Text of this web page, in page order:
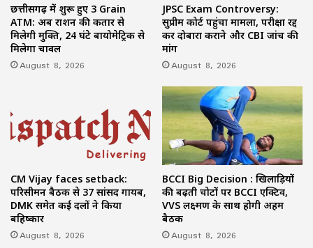
छत्तीसगढ़ में शुरू हुए 3 Grain
ATM: अब राशन की कतार से
मिलेगी मुक्ति, 24 घंटे बायोमेट्रिक से
मिलेगा चावल
August 8, 2026
JPSC Exam Controversy:
सुप्रीम कोर्ट पहुंचा मामला, परीक्षा रद्द
कर दोबारा कराने और CBI जांच की
मांग
August 8, 2026
CM Vijay faces setback:
परिसीमन बैठक से 37 सांसद गायब,
DMK समेत कई दलों ने किया
बहिष्कार
August 8, 2026
BCCI Big Decision : खिलाड़ियों
की बढ़ती चोटों पर BCCI एक्टिव,
VVS लक्ष्मण के साथ होगी अहम
बैठक
August 8, 2026